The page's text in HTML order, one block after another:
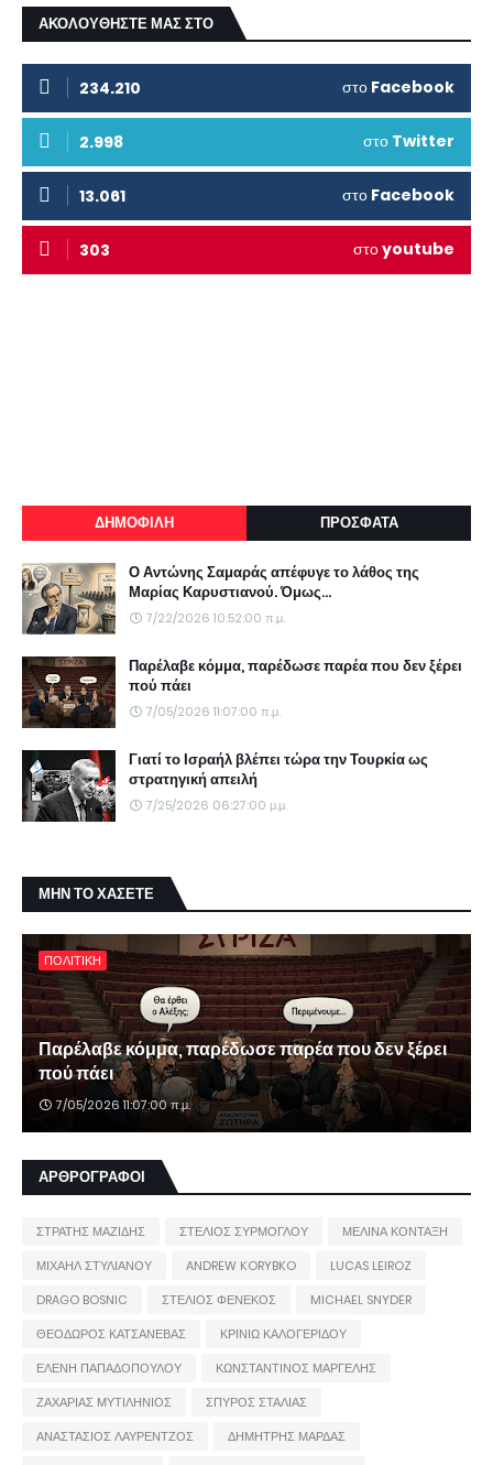
ΑΚΟΛΟΥΘΗΣΤΕ ΜΑΣ ΣΤΟ
234.210 στο Facebook
2.998 στο Twitter
13.061 στο Facebook
303 στοyoutube
ΔΗΜΟΦΙΛΗ ΠΡΟΣΦΑΤΑ
Ο Αντώνης Σαμαράς απέφυγε το λάθος της
Μαρίας Καρυστιανού. Όμως...
7/22/2026 10:52:00 π.μ.
Παρέλαβε κόμμα, παρέδωσε παρέα που δεν ξέρει
πού πάει
7/05/2026 11:07:00 π.μ.
Γιατί το Ισραήλ βλέπει τώρα την Τουρκία ως
στρατηγική απειλή
7/25/2026 06:27:00 μ.μ.
ΜΗΝ ΤΟ ΧΑΣΕΤΕ
ΠΟΛΙΤΙΚΗ
Παρέλαβε κόμμα, παρέδωσε παρέα που δεν ξέρει
πού πάει
7/05/2026 11:07:00 π.μ.
ΑΡΘΡΟΓΡΑΦΟΙ
ΣΤΡΑΤΗΣ ΜΑΖΙΔΗΣ ΣΤΕΛΙΟΣ ΣΥΡΜΟΓΛΟΥ
ΜΕΛΙΝΑ ΚΟΝΤΑΞΗ
ΜΙΧΑΗΛ ΣΤΥΛΙΑΝΟΥ
ANDREW KORYBKO
LUCAS LEIROZ
DRAGO BOSNIC
ΣΤΕΛΙΟΣ ΦΕΝΕΚΟΣ
MICHAEL SNYDER
ΘΕΟΔΩΡΟΣ ΚΑΤΣΑΝΕΒΑΣ
ΚΡΙΝΙΩ ΚΑΛΟΓΕΡΙΔΟΥ
ΕΛΕΝΗ ΠΑΠΑΔΟΠΟΥΛΟΥ
ΚΩΝΣΤΑΝΤΙΝΟΣ ΜΑΡΓΕΛΗΣ
ΖΑΧΑΡΙΑΣ ΜΥΤΙΛΗΝΙΟΣ
ΣΠΥΡΟΣ ΣΤΑΛΙΑΣ
ΑΝΑΣΤΑΣΙΟΣ ΛΑΥΡΕΝΤΖΟΣ
ΔΗΜΗΤΡΗΣ ΜΑΡΔΑΣ